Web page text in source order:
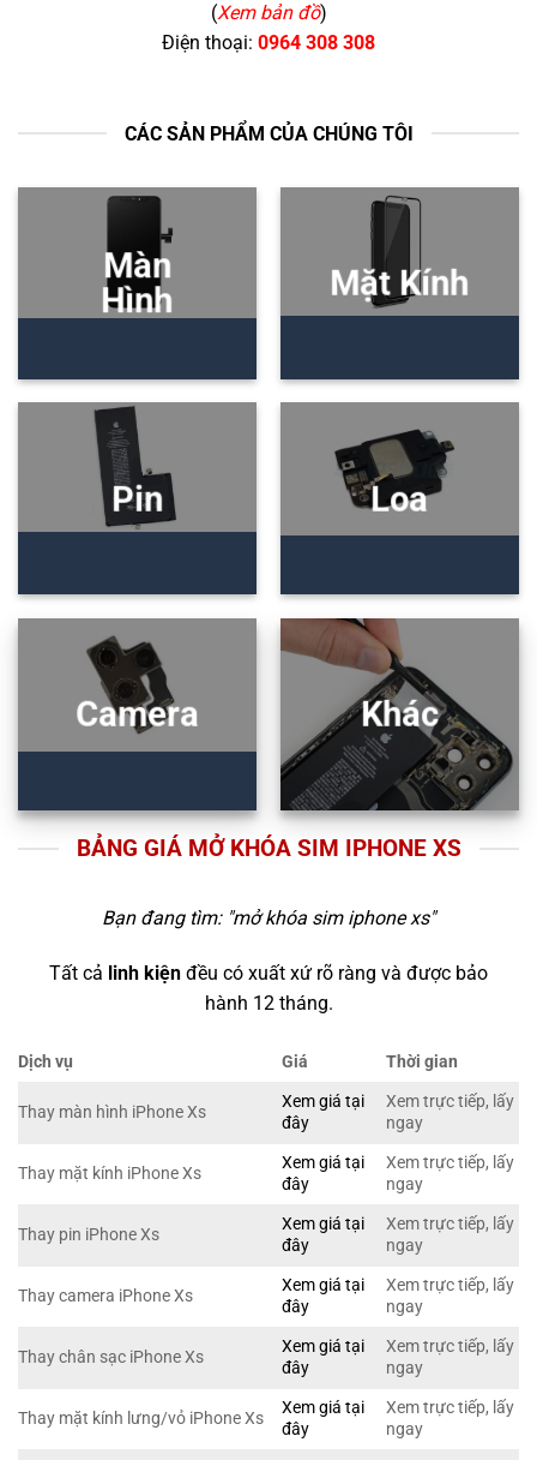
(Xem bản đồ)
Điện thoại: 0964 308 308
CÁC SẢN PHẨM CỦA CHÚNG TÔI
Màn
Hình
Mặt Kính
Pin Loa
Camera Khác
BẢNG GIÁ MỞ KHÓA SIM IPHONE XS
Bạn đang tìm: "mở khóa sim iphone xs"
Tất cả linh kiện đều có xuất xứ rõ ràng và được bảo
hành 12 tháng.
Dịch vụ Giá Thời gian
Thay màn hình iPhone Xs
Xem giá tại
đây
Xem trực tiếp, lấy
ngay
Thay mặt kính iPhone Xs
Xem giá tại
đây
Xem trực tiếp, lấy
ngay
Thay pin iPhone Xs
Xem giá tại
đây
Xem trực tiếp, lấy
ngay
Thay camera iPhone Xs
Xem giá tại
đây
Xem trực tiếp, lấy
ngay
Thay chân sạc iPhone Xs
Xem giá tại
đây
Xem trực tiếp, lấy
ngay
Thay mặt kính lưng/vỏ iPhone Xs
Xem giá tại
đây
Xem trực tiếp, lấy
ngay